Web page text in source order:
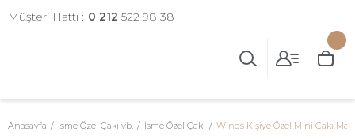
Müşteri Hattı : 0 212 522 98 38
Anasayfa İsme Özel Çakı vb. İsme Özel Çakı Wings Kişiye Özel Mini Çakı